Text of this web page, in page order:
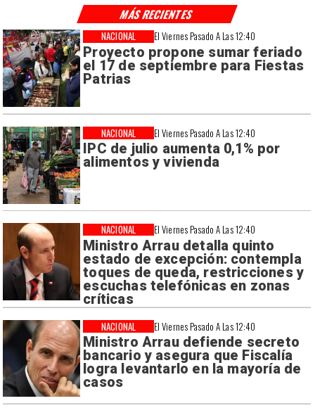
El Viernes Pasado A Las 12:40
Proyecto propone sumar feriado
el 17 de septiembre para Fiestas
Patrias
NACIONAL
El Viernes Pasado A Las 12:40
IPC de julio aumenta 0,1% por
alimentos y vivienda
NACIONAL
El Viernes Pasado A Las 12:40
Ministro Arrau detalla quinto
estado de excepción: contempla
toques de queda, restricciones y
escuchas telefónicas en zonas
críticas
NACIONAL
El Viernes Pasado A Las 12:40
Ministro Arrau defiende secreto
bancario y asegura que Fiscalía
logra levantarlo en la mayoría de
casos
NACIONAL
MÁS RECIENTES